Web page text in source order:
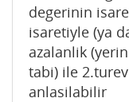
degerinin
isaretiyle (ya
azalanlik
tabi) ile
anlasilabilir